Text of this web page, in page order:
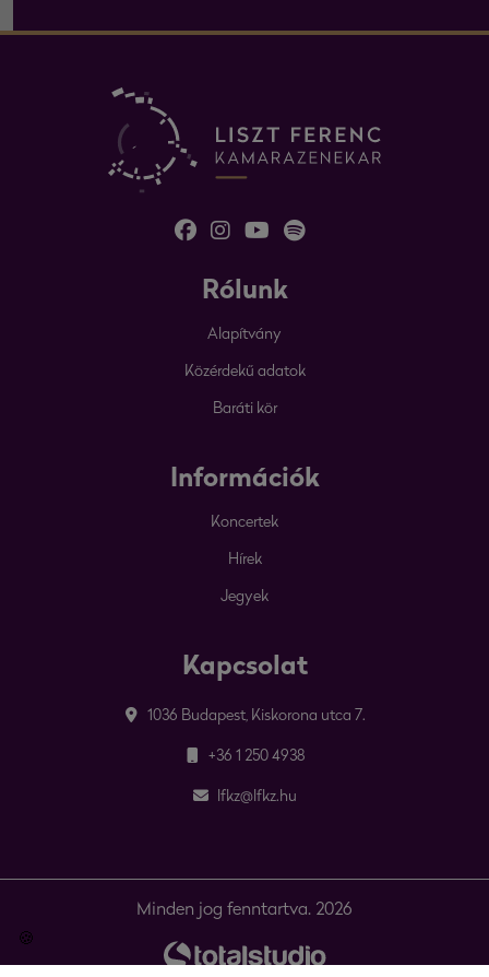
Rólunk
Alapítvány
Közérdekű adatok
Baráti kör
Információk
Koncertek
Hírek
Jegyek
Kapcsolat
1036 Budapest, Kiskorona utca 7.
+36 1 250 4938
lfkz@lfkz.hu
Minden jog fenntartva. 2026
🍪